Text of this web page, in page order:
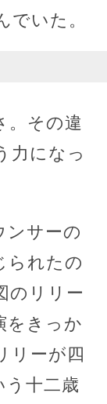
でいた。
。その違
力になっ
ンサーの
られたの
のリリー
をきっか
リーが四
う十二歳